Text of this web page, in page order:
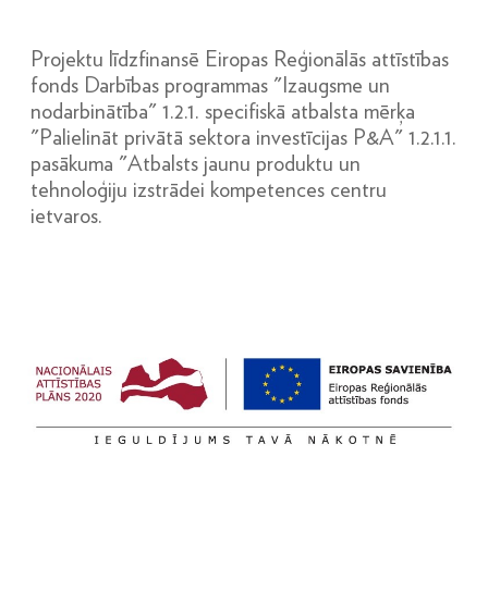
Projektu līdzfinansē Eiropas Reģionālās attīstības
fonds Darbības programmas "Izaugsme un
nodarbinātība" 1.2.1. specifiskā atbalsta mērķa
"Palielināt privātā sektora investīcijas P&A" 1.2.1.1.
pasākuma "Atbalsts jaunu produktu un
tehnoloģiju izstrādei kompetences centru
ietvaros.